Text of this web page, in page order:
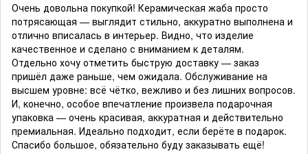
Очень довольна покупкой! Керамическая жаба просто
потрясающая — выглядит стильно, аккуратно выполнена и
отлично вписалась в интерьер. Видно, что изделие
качественное и сделано с вниманием к деталям.
Отдельно хочу отметить быструю доставку — заказ
пришёл даже раньше, чем ожидала. Обслуживание на
высшем уровне: всё чётко, вежливо и без лишних вопросов.
И, конечно, особое впечатление произвела подарочная
упаковка — очень красивая, аккуратная и действительно
премиальная. Идеально подходит, если берёте в подарок.
Спасибо большое, обязательно буду заказывать ещё!